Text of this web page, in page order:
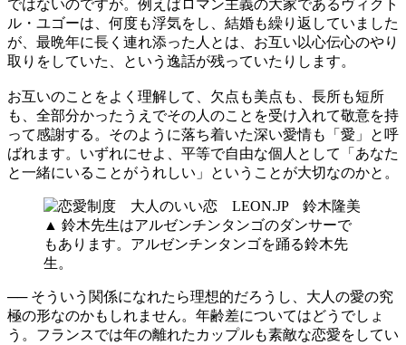
ではないのですが。例えばロマン主義の大家であるヴィクト
ル・ユゴーは、何度も浮気をし、結婚も繰り返していました
が、最晩年に長く連れ添った人とは、お互い以心伝心のやり
取りをしていた、という逸話が残っていたりします。
お互いのことをよく理解して、欠点も美点も、長所も短所
も、全部分かったうえでその人のことを受け入れて敬意を持
って感謝する。そのように落ち着いた深い愛情も「愛」と呼
ばれます。いずれにせよ、平等で自由な個人として「あなた
と一緒にいることがうれしい」ということが大切なのかと。
▲ 鈴木先生はアルゼンチンタンゴのダンサーで
もあります。アルゼンチンタンゴを踊る鈴木先
生。
── そういう関係になれたら理想的だろうし、大人の愛の究
極の形なのかもしれません。年齢差についてはどうでしょ
う。フランスでは年の離れたカップルも素敵な恋愛をしてい